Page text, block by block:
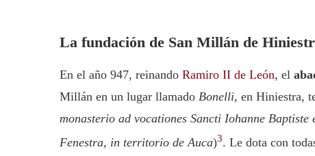
La fundación de San Millán de
En el año 947, reinando Ramiro II de León, el
Millán en un lugar llamado Bonelli, en Hiniestra,
monasterio ad vocationes Sancti Iohanne
Fenestra, in territorio de Auca)3. Le dota con